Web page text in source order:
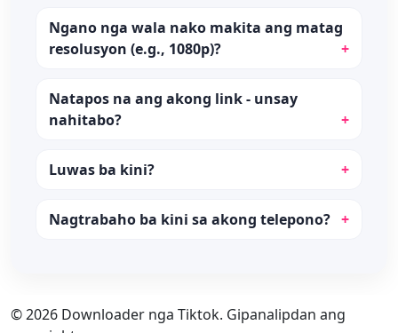
Ngano nga wala nako makita ang matag
resolusyon (e.g., 1080p)?
Natapos na ang akong link - unsay
nahitabo?
Luwas ba kini?
Nagtrabaho ba kini sa akong telepono?
© 2026 Downloader nga Tiktok. Gipanalipdan ang